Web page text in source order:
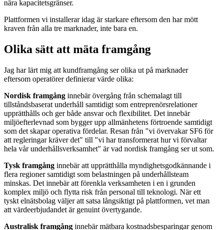
nära kapacitetsgränser.
Plattformen vi installerar idag är starkare eftersom den har mött
kraven från alla tre marknader, inte bara en.
Olika sätt att mäta framgång
Jag har lärt mig att kundframgång ser olika ut på marknader
eftersom operatörer definierar värde olika:
Nordisk framgång innebär övergång från schemalagt till
tillståndsbaserat underhåll samtidigt som entreprenörsrelationer
upprätthålls och ger både ansvar och flexibilitet. Det innebär
miljöefterlevnad som bygger upp allmänhetens förtroende samtidigt
som det skapar operativa fördelar. Resan från "vi övervakar SF6 för
att regleringar kräver det" till "vi har transformerat hur vi förvaltar
hela vår underhållsverksamhet" är vad nordisk framgång ser ut som.
Tysk framgång innebär att upprätthålla myndighetsgodkännande i
flera regioner samtidigt som belastningen på underhållsteam
minskas. Det innebär att förenkla verksamheten i en i grunden
komplex miljö och flytta risk från personal till teknologi. När ett
tyskt elnätsbolag väljer att satsa långsiktigt på plattformen, vet man
att värdeerbjudandet är genuint övertygande.
Australisk framgång innebär mätbara kostnadsbesparingar genom